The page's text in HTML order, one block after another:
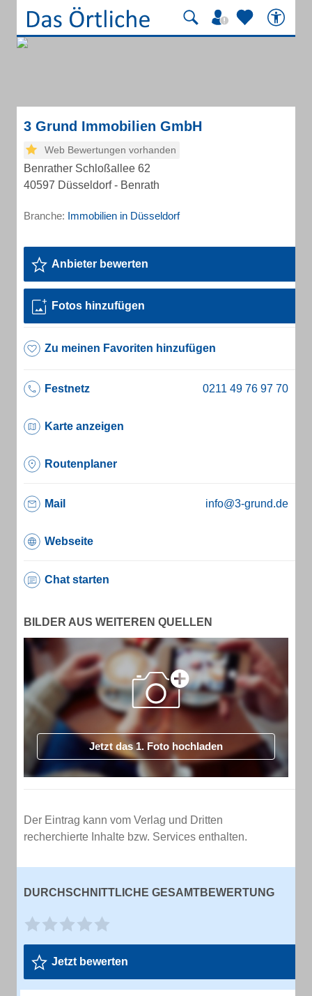
3 Grund Immobilien GmbH
Web Bewertungen vorhanden
Benrather Schloßallee 62
40597 Düsseldorf - Benrath
Branche: Immobilien in Düsseldorf
Anbieter bewerten
Fotos hinzufügen
Zu meinen Favoriten hinzufügen
Festnetz
Karte anzeigen
Routenplaner
Mail info@3-grund.de
Webseite
Chat starten
BILDER AUS WEITEREN QUELLEN
Jetzt das 1. Foto hochladen
Der Eintrag kann vom Verlag und Dritten
recherchierte Inhalte bzw. Services enthalten.
DURCHSCHNITTLICHE GESAMTBEWERTUNG
Jetzt bewerten